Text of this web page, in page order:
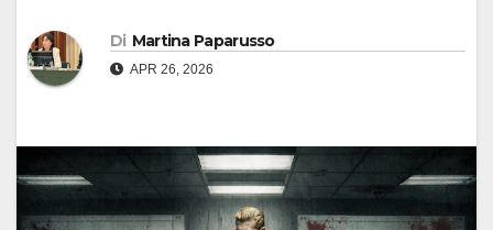
Di Martina Paparusso
APR 26, 2026